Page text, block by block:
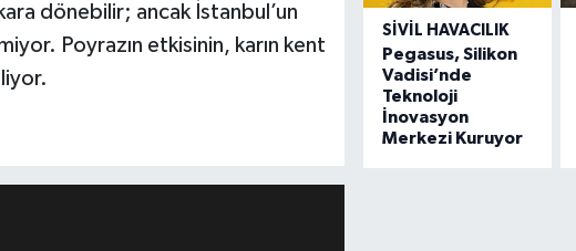
dönebilir; ancak İstanbul’un
Poyrazın etkisinin, karın kent
SIVIL HAVACILIK
Pegasus, Silikon
Vadisi’nde
Teknoloji
İnovasyon
Merkezi Kuruyor